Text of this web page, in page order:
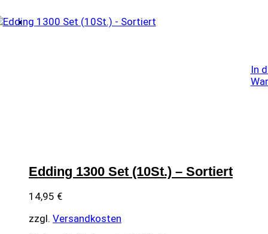
In
Edding 1300 Set (10St.) – Sortiert
14,95 €
zzgl. Versandkosten